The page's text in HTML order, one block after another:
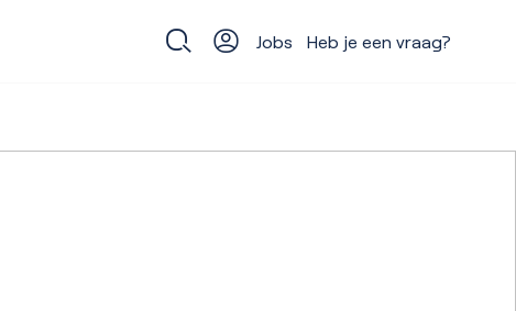
Jobs Heb je een vraag?